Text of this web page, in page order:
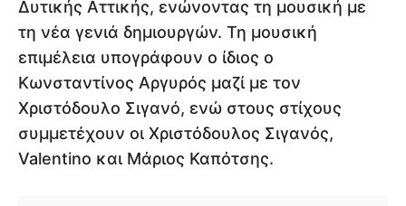
Δυτικής Αττικής, ενώνοντας τη μουσική με
τη νέα γενιά δημιουργών. Τη μουσική
επιμέλεια υπογράφουν ο ίδιος ο
Κωνσταντίνος Αργυρός μαζί με τον
Χριστόδουλο Σιγανό, ενώ στους στίχους
συμμετέχουν οι Χριστόδουλος Σιγανός,
Valentino και Μάριος Καπότσης.